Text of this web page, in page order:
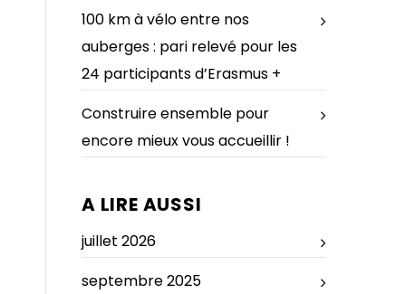
100 km à vélo entre nos
auberges : pari relevé pour les
24 participants d’Erasmus +
Construire ensemble pour
encore mieux vous accueillir !
A LIRE AUSSI
juillet 2026
septembre 2025